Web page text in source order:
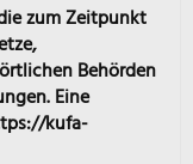
zum Zeitpunkt
Behörden
Eine
kufa-